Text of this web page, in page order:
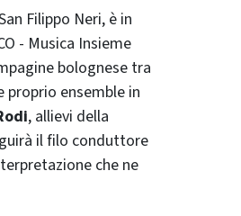
Filippo Neri, è in
- Musica Insieme
bolognese tra
proprio ensemble in
, allievi della
il filo conduttore
che ne